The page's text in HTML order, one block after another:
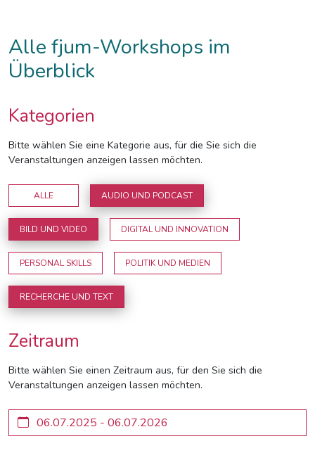
Alle fjum-Workshops im
Überblick
Kategorien
Bitte wählen Sie eine Kategorie aus, für die Sie sich die
Veranstaltungen anzeigen lassen möchten.
ALLE AUDIO UND PODCAST
BILD UND VIDEO DIGITAL UND INNOVATION
PERSONAL SKILLS POLITIK UND MEDIEN
RECHERCHE UND TEXT
Zeitraum
Bitte wählen Sie einen Zeitraum aus, für den Sie sich die
Veranstaltungen anzeigen lassen möchten.